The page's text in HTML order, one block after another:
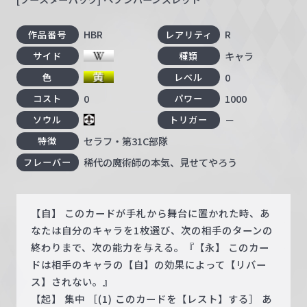
作品番号 HBR レアリティ R
サイド 種類 キャラ
色 レベル 0
コスト 0 パワー 1000
ソウル トリガー －
特徴 セラフ・第31C部隊
フレーバー 稀代の魔術師の本気、見せてやろう
【自】 このカードが手札から舞台に置かれた時、あ
なたは自分のキャラを1枚選び、次の相手のターンの
終わりまで、次の能力を与える。『【永】 このカー
ドは相手のキャラの【自】の効果によって【リバー
ス】されない。』
【起】 集中 ［(1) このカードを【レスト】する］ あ